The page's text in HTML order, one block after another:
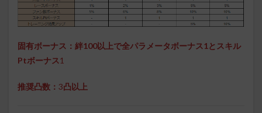
固有ボーナス：絆100以上で全パラメータボーナス1とスキル
Ptボーナス1
推奨凸数： 3凸以上